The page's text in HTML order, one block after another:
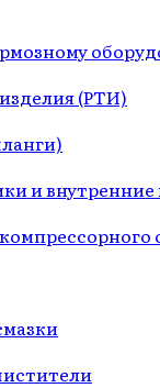
(РТИ)
и внутренние